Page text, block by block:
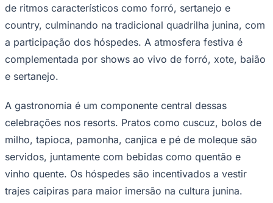
de ritmos característicos como forró, sertanejo e
country, culminando na tradicional quadrilha junina, com
a participação dos hóspedes. A atmosfera festiva é
complementada por shows ao vivo de forró, xote, baião
e sertanejo.
A gastronomia é um componente central dessas
celebrações nos resorts. Pratos como cuscuz, bolos de
milho, tapioca, pamonha, canjica e pé de moleque são
servidos, juntamente com bebidas como quentão e
vinho quente. Os hóspedes são incentivados a vestir
trajes caipiras para maior imersão na cultura junina.